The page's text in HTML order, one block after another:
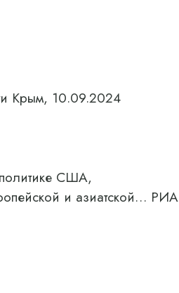
Крым, 10.09.2024
США,
и азиатской… РИА